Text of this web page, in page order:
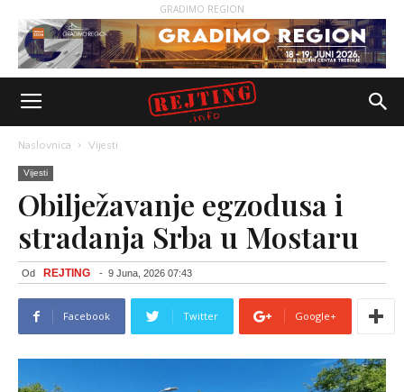
GRADIMO REGION
Naslovnica Vijesti
Vijesti
Obilježavanje egzodusa i
stradanja Srba u Mostaru
Od REJTING - 9 Juna, 2026 07:43
Facebook Twitter Google+